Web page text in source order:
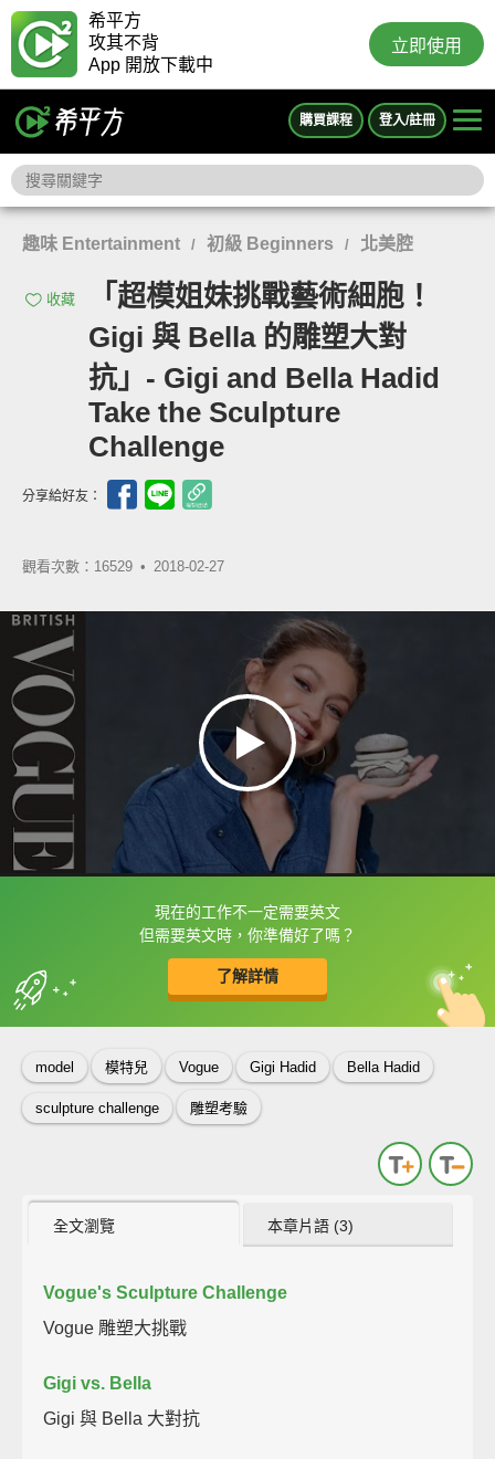
希平方
攻其不背
App 開放下載中
立即使用
購買課程 登入/註冊
趣味 Entertainment / 初級 Beginners / 北美腔
收藏
「超模姐妹挑戰藝術細胞！
Gigi 與 Bella 的雕塑大對
抗」- Gigi and Bella Hadid
Take the Sculpture
Challenge
分享給好友：
觀看次數：16529 • 2018-02-27
現在的工作不一定需要英文
但需要英文時，你準備好了嗎？
了解詳情
框選或點兩下字幕可以直接查字典喔！
收錄佳句 中
英
model 模特兒 Vogue Gigi Hadid Bella Hadid
sculpture challenge 雕塑考驗
全文瀏覽 本章片語 (3)
Vogue's Sculpture Challenge
Vogue 雕塑大挑戰
Gigi vs. Bella
Gigi 與 Bella 大對抗